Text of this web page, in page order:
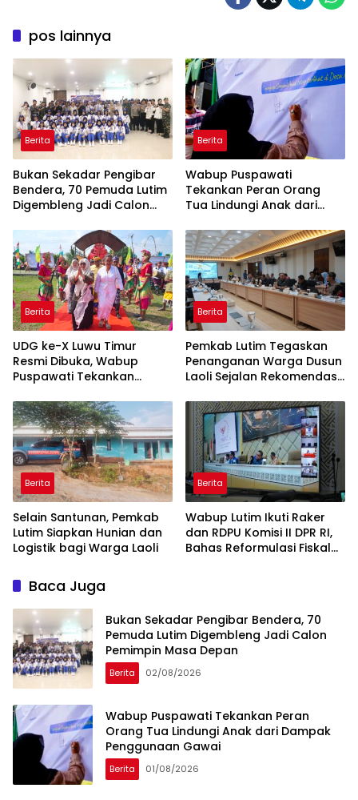
pos lainnya
Berita
‎Bukan Sekadar Pengibar
Bendera, 70 Pemuda Lutim
Digembleng Jadi Calon
Berita
Wabup Puspawati
Tekankan Peran Orang
Tua Lindungi Anak dari
Gawai
Berita
UDG ke-X Luwu Timur
Resmi Dibuka, Wabup
Puspawati Tekankan
Berita
Pemkab Lutim Tegaskan
Penanganan Warga Dusun
Laoli Sejalan Rekomendasi
Berita
Selain Santunan, Pemkab
Lutim Siapkan Hunian dan
Logistik bagi Warga Laoli
Berita
Wabup Lutim Ikuti Raker
dan RDPU Komisi II DPR RI,
Bahas Reformulasi Fiskal
Baca Juga
‎Bukan Sekadar Pengibar Bendera, 70
Pemuda Lutim Digembleng Jadi Calon
Pemimpin Masa Depan
Berita 02/08/2026
Wabup Puspawati Tekankan Peran
Orang Tua Lindungi Anak dari Dampak
Penggunaan Gawai
Berita 01/08/2026